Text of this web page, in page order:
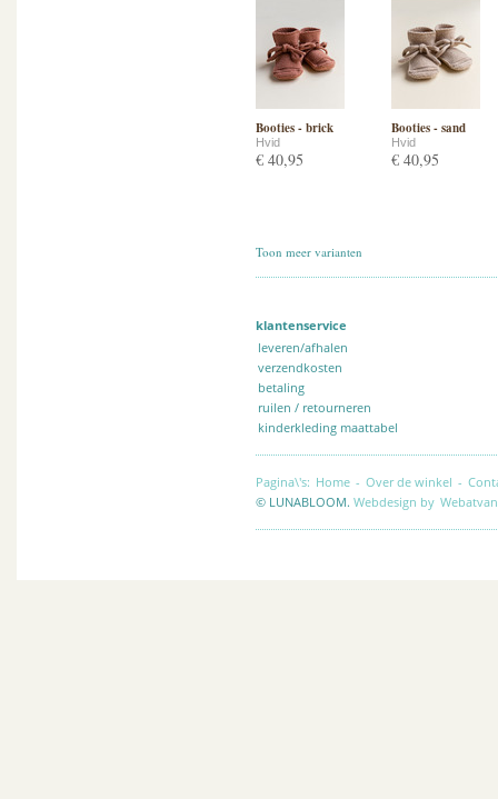
Booties - brick
Hvid
€ 40,95
Booties - sand
Hvid
€ 40,95
Toon meer varianten
klantenservice
leveren/afhalen
verzendkosten
betaling
ruilen / retourneren
kinderkleding maattabel
Pagina\'s: Home - Over de winkel -
© LUNABLOOM. Webdesign by